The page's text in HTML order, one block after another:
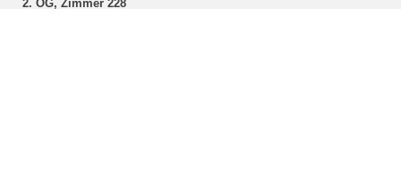
2. OG, Zimmer 228